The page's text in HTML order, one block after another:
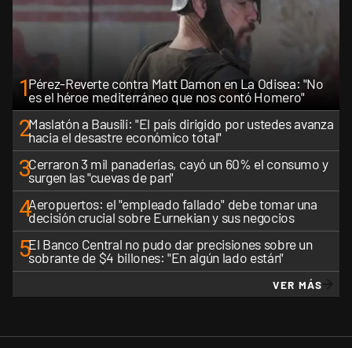
1Pérez-Reverte contra Matt Damon en La Odisea: "No
es el héroe mediterráneo que nos contó Homero"
2Maslatón a Bausili: "El país dirigido por ustedes avanza
hacia el desastre económico total"
3Cerraron 3 mil panaderías, cayó un 60% el consumo y
surgen las "cuevas de pan"
4Aeropuertos: el "empleado fallado" debe tomar una
decisión crucial sobre Eurnekian y sus negocios
5El Banco Central no pudo dar precisiones sobre un
sobrante de $4 billones: "En algún lado están"
VER MÁS